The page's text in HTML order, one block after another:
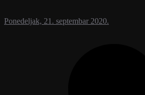
Ponedeljak, 21. septembar 2020.